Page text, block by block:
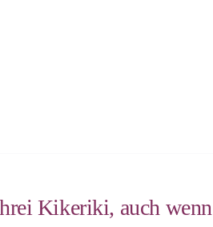
Kikeriki, auch